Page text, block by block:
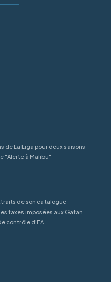
de La Liga pour deux saisons
"Alerte à Malibu"
de son catalogue
taxes imposées aux Gafan
contrôle d’EA